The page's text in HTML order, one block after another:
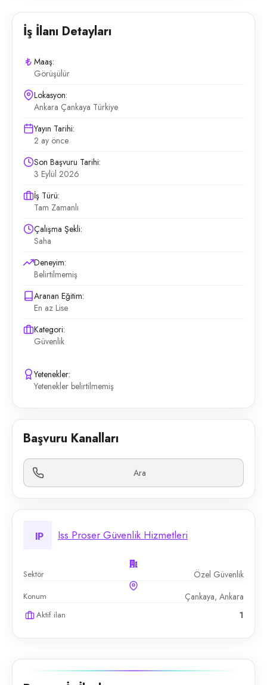
İş İlanı Detayları
Maaş:
Görüşülür
Lokasyon:
Ankara Çankaya Türkiye
Yayın Tarihi:
2 ay önce
Son Başvuru Tarihi:
3 Eylül 2026
İş Türü:
Tam Zamanlı
Çalışma Şekli:
Saha
Deneyim:
Belirtilmemiş
Aranan Eğitim:
En az Lise
Kategori:
Güvenlik
Yetenekler:
Yetenekler belirtilmemiş
Başvuru Kanalları
Ara
IP Iss Proser Güvenlik Hizmetleri
Sektör Özel Güvenlik
Konum Çankaya, Ankara
Aktif ilan 1